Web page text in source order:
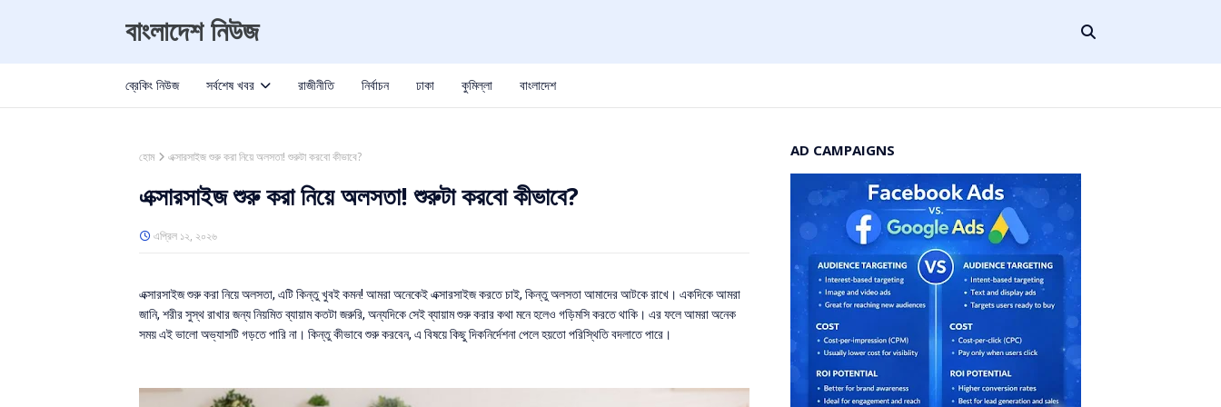
বাংলাদেশ নিউজ
ব্রেকিং নিউজ সর্বশেষ খবর রাজীনীতি নির্বাচন ঢাকা কুমিল্লা বাংলাদেশ
হোম এক্সারসাইজ শুরু করা নিয়ে অলসতা! শুরুটা করবো কীভাবে?
এক্সারসাইজ শুরু করা নিয়ে অলসতা! শুরুটা করবো কীভাবে?
এপ্রিল ১২, ২০২৬
এক্সারসাইজ শুরু করা নিয়ে অলসতা, এটি কিন্তু খুবই কমন! আমরা অনেকেই এক্সারসাইজ করতে চাই, কিন্তু অলসতা আমাদের আটকে রাখে। একদিকে আমরা
জানি, শরীরসুস্থ রাখার জন্য নিয়মিত ব্যায়াম কতটা জরুরি, অন্যদিকে সেই ব্যায়াম শুরু করার কথা মনে হলেও গড়িমসি করতে থাকি। এর ফলে আমরা অনেক
সময় এই ভালো অভ্যাসটি গড়তে পারি না। কিন্তু কীভাবে শুরু করবেন, এ বিষয়ে কিছু দিকনির্দেশনা পেলে হয়তো পরিস্থিতি বদলাতে পারে।
AD CAMPAIGNS